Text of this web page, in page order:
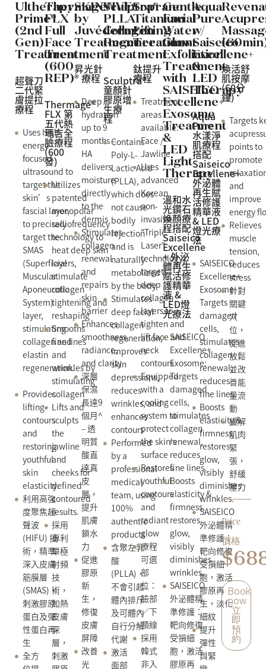
Ultherapy
Prime®
(2nd
Gen)
Treatment
超聲刀
二代緊
膚提拉
療程
Uses high-
energy
focused
ultrasound to
target the
skin’s
fascial layer,
to precisely
target the
SMAS
(Superficial
Muscular
Aponeurotic
System)
layer,
stimulating
collagen and
elastin
regeneration.
Provides
lifting
contours
and
restoring
youthful
skin
elasticity.
利用高強
度聚焦超
聲波
(HIFU) 技
術，精準
深入皮膚
筋膜層
(SMAS)，
刺激膠原
蛋白及彈
性蛋白再
生
全方
Thermage®
FLX
Full
Face
Treatment
(600
REP)
Thermage®
FLX 第
五代熱
瑪吉全
臉療程
(600
發)
Utilizes
patented
monopolar
radiofrequency
technology to
heat deep skin
layers,
stimulate
collagen
tightening and
reshaping
Smooths
fine lines
and
wrinkles by
stimulating
collagen
Lifts and
sculpts
the
jawline
and
cheeks for
defined
contoured
results.
採用
專利
單極
射頻
技
術，
加熱
皮膚
深
層，
刺激
SKINVIVE®
by
Juvéderm®
Treatment
昇光針
® 療程
Deep
hydration
up to 9
months –
HA
delivers
moisture
directly
to the
dermis
Stimulates
collagen
renewal
and
repairs
skin
barrier
Enhances
smoothness,
radiance,
and clarity
深層
保濕
長達9
個月^
– 透
明質
酸直
達真
皮
層，
提升
肌膚
鎖水
力
促進
膠原
新
生，
修復
皮膚
屏障
改善
光
Sculptra®
PLLA
Collagen
Regeneration
Treatment
Sculptra®
童顏針
膠原增
生療
程
Contains
Poly-L-
Lactic Acid
(PLLA),
which does
not cause
bodily
rejection
and is
naturally
metabolized
by the body
Stimulates
deep facial
collagen
regeneration,
improves
skin
depressions,
reduces
wrinkles, and
enhances
contours
Performed
by a
professional
medical
team, using
100%
authentic
products
含聚左乳
酸
(PLLA)，
不會引起
體內排斥
及可體內
自行分解
代謝
激活
面部
Soprano
Titanium
Lifting
Treatment
鈦提升
療程
Treatment
areas
available:
Face /
Jawline
Uses
advanced
Korean
non-
invasive
"Triple
Laser"
technology,
targets
deep
collagen
layers to
tighten and
lift face and
neck
contours
Equipped
with a
cooling
system to
protect
the skin's
surface
Restores
youthful
contours
and
radiant
glow
療程
可選
部
位：
臉部
／下
顎線
採用
韓式
非入
Gentle
Facial
Water
Glow
Exfoliation
Treatment
with
SAISEICO
Excellene+
Exosome
Treatment
&
LED
Light
Therapy
溫和水
光鑽石
煥顏療
程搭配
Saiseico
Excellene
+ 外泌
體再生
賦活修
護精華
液 &
LED燈
光療法
SAISEICO
Excellene+
Exosome:
Targets
damaged
cells,
stimulates
collagen
renewal,
reduces
fine lines.
Boosts
elasticity &
firmness,
restores
glow,
visibly
diminishes
wrinkles.
SAISEICO
外泌體精
準修護：
靶向修復
受損細
胞，激活
膠原再
Aqua
Pure
w/
Saiseico
Excellene+
&
LED
Therapy
Aqua
Pure
水漾淨
肌療程
搭配
Saiseico
Excellene+
外泌體
再生賦
活修護
精華液
& LED
燈光療
法
SAISEICO
Excellene+
Exosome:
Targets
damaged
cells,
stimulates
collagen
renewal,
reduces
fine lines.
Boosts
elasticity &
firmness,
restores
glow,
visibly
diminishes
wrinkles.
SAISEICO
外泌體精
準修護：
靶向修復
受損細
胞，激活
膠原再
生，淡化
細紋
提升
彈性
與緊
煥活舒
肌按摩
(60分
鐘)
Targets
points to
promote
and
improve
energy
Relieves
muscle
tension,
reduces
stress
針對
關鍵
穴
位，
促進
放鬆
並改
善能
量流
動
緩解
肌肉
緊
張，
舒緩
壓力
Price
價格
Book
now
立
即
預
約